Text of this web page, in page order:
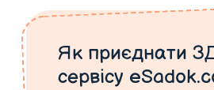
Як приєднати
сервісу